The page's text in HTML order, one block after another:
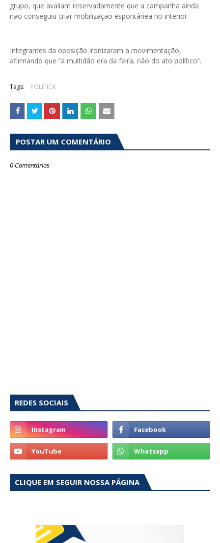
grupo, que avaliam reservadamente que a campanha ainda
não conseguiu criar mobilização espontânea no interior.
Integrantes da oposição ironizaram a movimentação,
afirmando que “a multidão era da feira, não do ato político”.
Tags: POLÍTICA
POSTAR UM COMENTÁRIO
0 Comentários
REDES SOCIAIS
CLIQUE EM SEGUIR NOSSA PÁGINA